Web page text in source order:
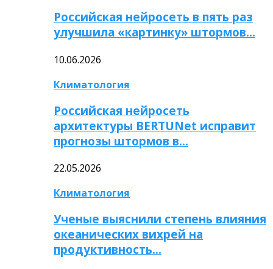
Российская нейросеть в пять раз
улучшила «картинку» штормов…
10.06.2026
Климатология
Российская нейросеть
архитектуры BERTUNet исправит
прогнозы штормов в…
22.05.2026
Климатология
Ученые выяснили степень влияния
океанических вихрей на
продуктивность…